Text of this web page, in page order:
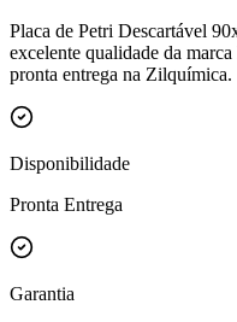
Placa de Petri Descartável
excelente qualidade da
pronta entrega na Zilquímica.
Disponibilidade
Pronta Entrega
Garantia